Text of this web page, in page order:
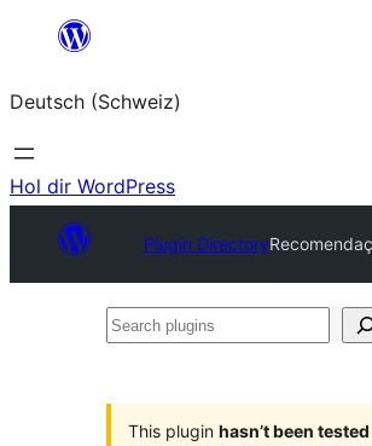
springen
Deutsch (Schweiz)
Hol dir WordPress
Plugin Directory
Search
This plugin hasn’t been